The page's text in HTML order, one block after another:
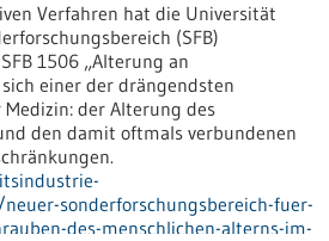
Verfahren hat die Universität
(SFB)
1506 „Alterung an
einer der drängendsten
der Alterung des
den damit oftmals verbundenen
sonderforschungsbereich-fuer-
des-menschlichen-alterns-im-